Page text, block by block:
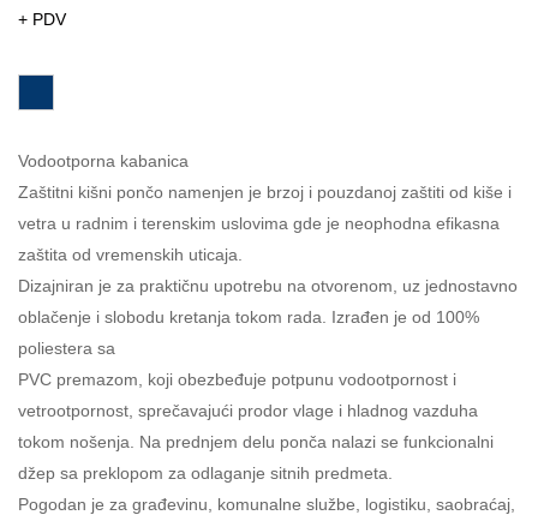
+ PDV
Vodootporna kabanica
Zaštitni kišni pončo namenjen je brzoj i pouzdanoj zaštiti od kiše i
vetra u radnim i terenskim uslovima gde je neophodna efikasna
zaštita od vremenskih uticaja.
Dizajniran je za praktičnu upotrebu na otvorenom, uz jednostavno
oblačenje i slobodu kretanja tokom rada. Izrađen je od 100%
poliestera sa
PVC premazom, koji obezbeđuje potpunu vodootpornost i
vetrootpornost, sprečavajući prodor vlage i hladnog vazduha
tokom nošenja. Na prednjem delu ponča nalazi se funkcionalni
džep sa preklopom za odlaganje sitnih predmeta.
Pogodan je za građevinu, komunalne službe, logistiku, saobraćaj,